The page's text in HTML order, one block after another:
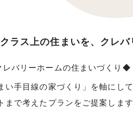
ラス上の住まいを、クレバ
レバリーホームの住まいづくり
い手目線の家づくり」を軸に
まで考えたプランをご提案しま